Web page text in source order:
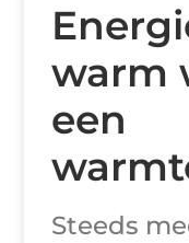
warm
een
Steeds